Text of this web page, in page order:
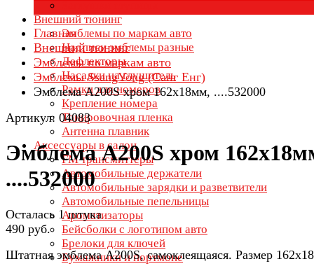
Внешний тюнинг
Эмблемы по маркам авто
Надписи эмблемы разные
Дефлекторы
Насадки на глушитель
Рамки для номеров
Крепление номера
Тонировочная пленка
Антенна плавник
Аксессуары в салон
FM трансмиттеры
Автомобильные держатели
Автомобильные зарядки и разветвители
Автомобильные пепельницы
Ароматизаторы
Бейсболки с логотипом авто
Брелоки для ключей
Бумажники и портмоне
Главная
Внешний тюнинг
Эмблемы по маркам авто
Эмблемы SsangYong (Санг Енг)
Эмблема A200S хром 162х18мм, ....532000
Артикул: 04083
Эмблема A200S хром
....532000
Осталась 1 штука
490 руб.
Штатная эмблема A200S, самоклеящаяся. Размер